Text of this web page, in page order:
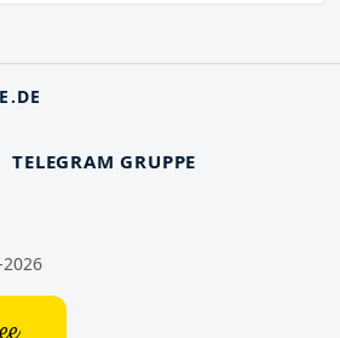
TELEGRAM GRUPPE